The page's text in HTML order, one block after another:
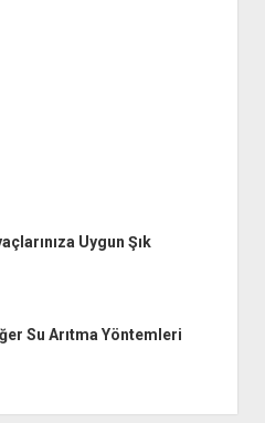
Uygun Şık
Su Arıtma Yöntemleri